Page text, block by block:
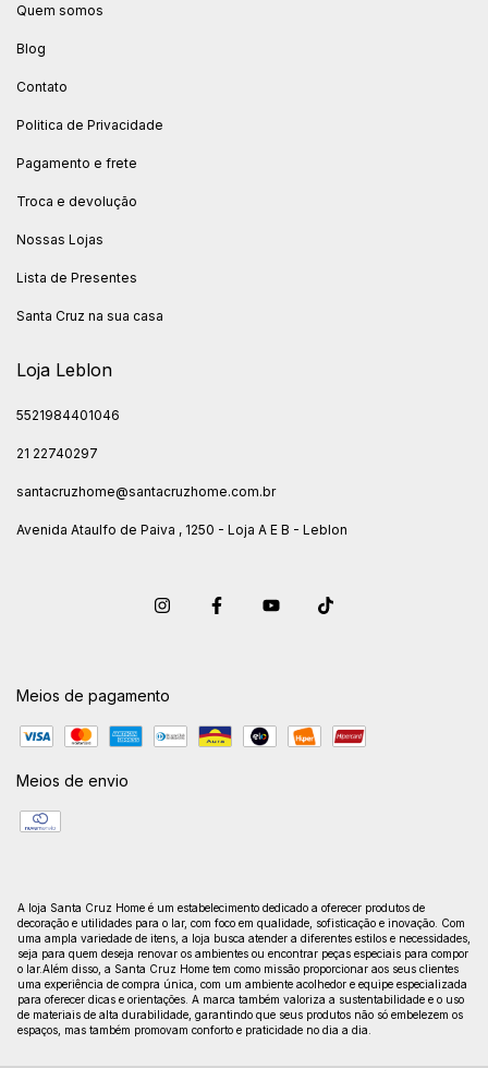
Quem somos
Blog
Contato
Politica de Privacidade
Pagamento e frete
Troca e devolução
Nossas Lojas
Lista de Presentes
Santa Cruz na sua casa
Loja Leblon
5521984401046
21 22740297
santacruzhome@santacruzhome.com.br
Avenida Ataulfo de Paiva , 1250 - Loja A E B - Leblon
Meios de pagamento
Meios de envio
A loja Santa Cruz Home é um estabelecimento dedicado a oferecer produtos de
decoração e utilidades para o lar, com foco em qualidade, sofisticação e inovação. Com
uma ampla variedade de itens, a loja busca atender a diferentes estilos e necessidades,
seja para quem deseja renovar os ambientes ou encontrar peças especiais para compor
o lar.Além disso, a Santa Cruz Home tem como missão proporcionar aos seus clientes
uma experiência de compra única, com um ambiente acolhedor e equipe especializada
para oferecer dicas e orientações. A marca também valoriza a sustentabilidade e o uso
de materiais de alta durabilidade, garantindo que seus produtos não só embelezem os
espaços, mas também promovam conforto e praticidade no dia a dia.